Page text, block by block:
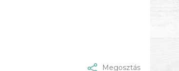
Megosztás